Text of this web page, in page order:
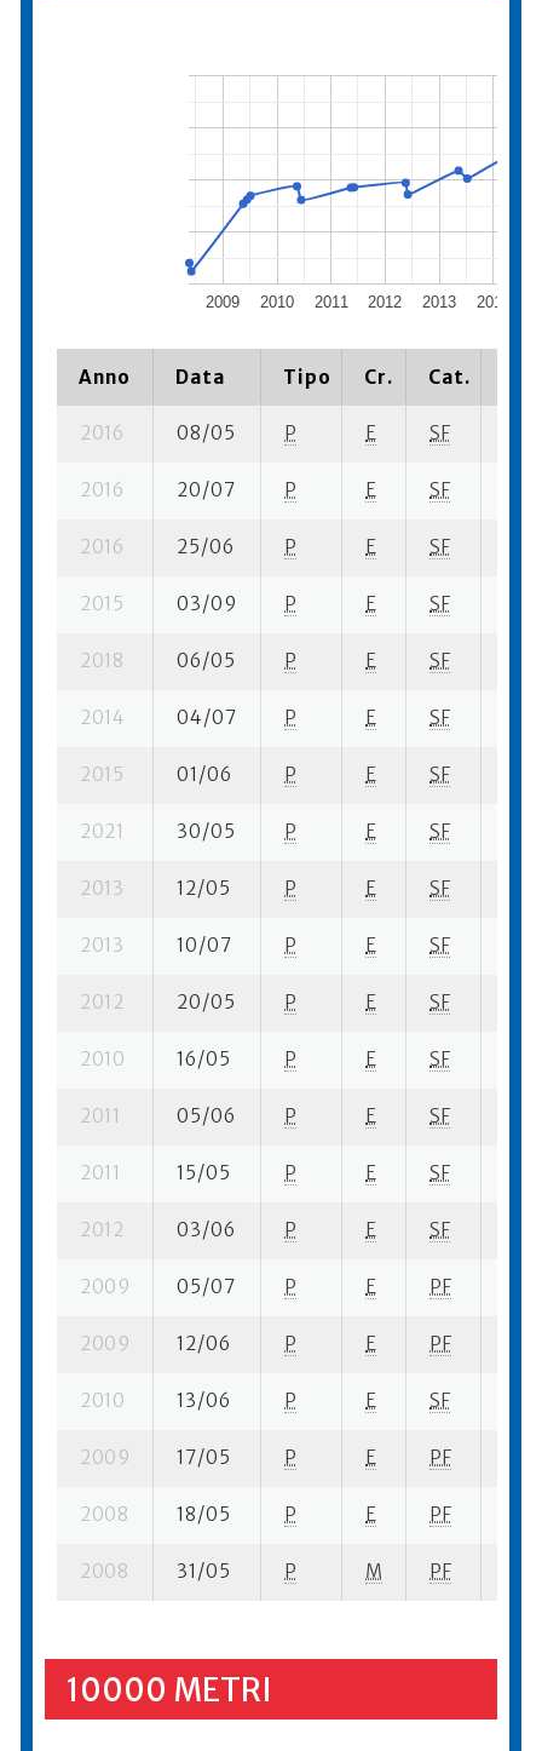
2009 2010 2011 2012 2013 2014
Anno Data Tipo Cr. Cat.
2016 08/05 P E SF
2016 20/07 P E SF
2016 25/06 P E SF
2015 03/09 P E SF
2018 06/05 P E SF
2014 04/07 P E SF
2015 01/06 P E SF
2021 30/05 P E SF
2013 12/05 P E SF
2013 10/07 P E SF
2012 20/05 P E SF
2010 16/05 P E SF
2011 05/06 P E SF
2011 15/05 P E SF
2012 03/06 P E SF
2009 05/07 P E PF
2009 12/06 P E PF
2010 13/06 P E SF
2009 17/05 P E PF
2008 18/05 P E PF
2008 31/05 P M PF
10000 METRI